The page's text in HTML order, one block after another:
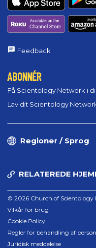
Feedback
ABONNÉR
Få Scientology Network i
Lav dit Scientology
Regioner / Sprog
RELATEREDE
© 2026 Church of Scientology
Vilkår for brug
Cookie Policy
Regler for behandling af
Juridisk meddelelse